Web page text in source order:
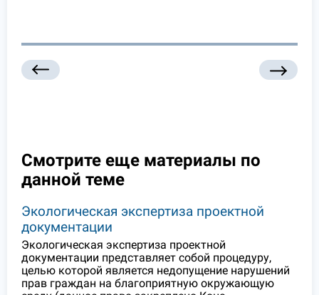
Смотрите еще материалы по
данной теме
Экологическая экспертиза проектной
документации
Экологическая экспертиза проектной
документации представляет собой процедуру,
целью которой является недопущение нарушений
прав граждан на благоприятную окружающую